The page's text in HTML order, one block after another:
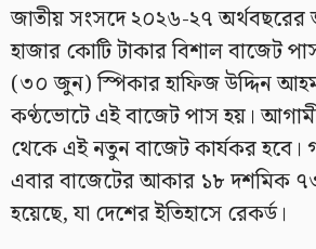
জাতীয় সংসদে ২০২৬-২৭
হাজার কোটি টাকার বিশাল বাজেট
(৩০ জুন) স্পিকার হাফিজ উদ্দিন
কণ্ঠভোটে এই বাজেট পাস হয়।
থেকে এই নতুন বাজেট কার্যকর হবে।
এবার বাজেটের আকার ১৮ দশমিক
হয়েছে, যা দেশের ইতিহাসে রেকর্ড।